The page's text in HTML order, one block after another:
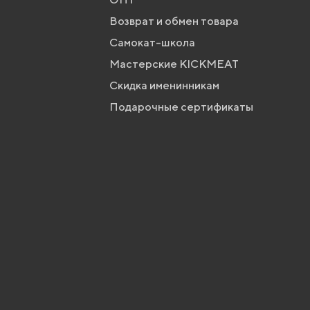
Возврат и обмен товара
Самокат-школа
Мастерские KICKMEAT
Скидка именинникам
Подарочные сертификаты